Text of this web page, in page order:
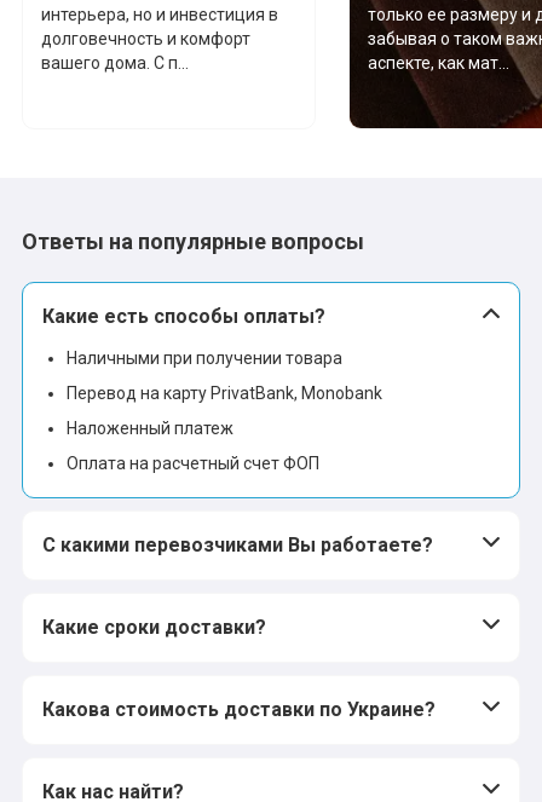
интерьера, но и инвестиция в
долговечность и комфорт
вашего дома. С п...
только ее размеру и
забывая о таком
аспекте, как мат...
Ответы на популярные вопросы
Какие есть способы оплаты?
Наличными при получении товара
Перевод на карту PrivatBank, Monobank
Наложенный платеж
Оплата на расчетный счет ФОП
С какими перевозчиками Вы работаете?
Какие сроки доставки?
Какова стоимость доставки по Украине?
Как нас найти?